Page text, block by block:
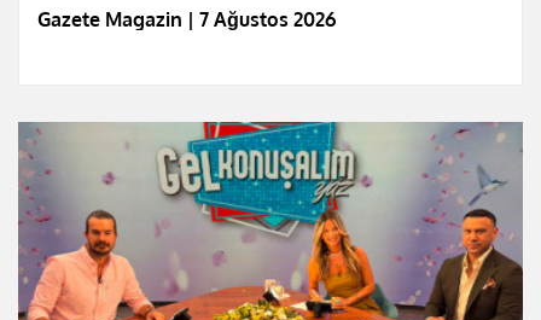
Gazete Magazin | 7 Ağustos 2026